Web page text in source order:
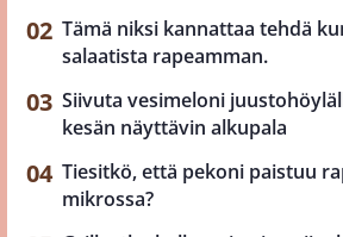
Tämä niksi kannattaa tehdä
salaatista rapeamman.
Siivuta vesimeloni
kesän näyttävin alkupala
Tiesitkö, että pekoni paistuu
mikrossa?